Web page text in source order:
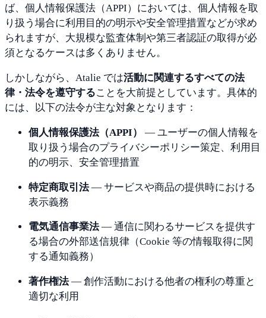
ば、 個人情報保護法（APPI） においては、 個人情報を取
り扱う 場合に利用 目的の明示や安全管理措置などが求め
られますが、 大規模な監査体制や第三者認証の取得が必
須と なるケースは多く ありま せん。
しかしながら、 Atalie では活動に関連するすべての法
律・ 法令を遵守することを大前提 としてい ます。 具体的
には、 以下の法令が主な対象 となり ます：
個人情報保護法（APPI） — ユーザーの個人情報を
取り扱う 場合のプライバシーポリシー策定、 利用 目
的の明示、 安全管理措置
特定商取引 法— サービスや商品の提供時における
表示義務
電気通信事業法— 通信に関わるサービスを提供す
る場合の外部送信規律（Cookie 等の情報取得に関
する通知義務）
著作権法— 創作活動における他者の権利の尊重と
適切な利用